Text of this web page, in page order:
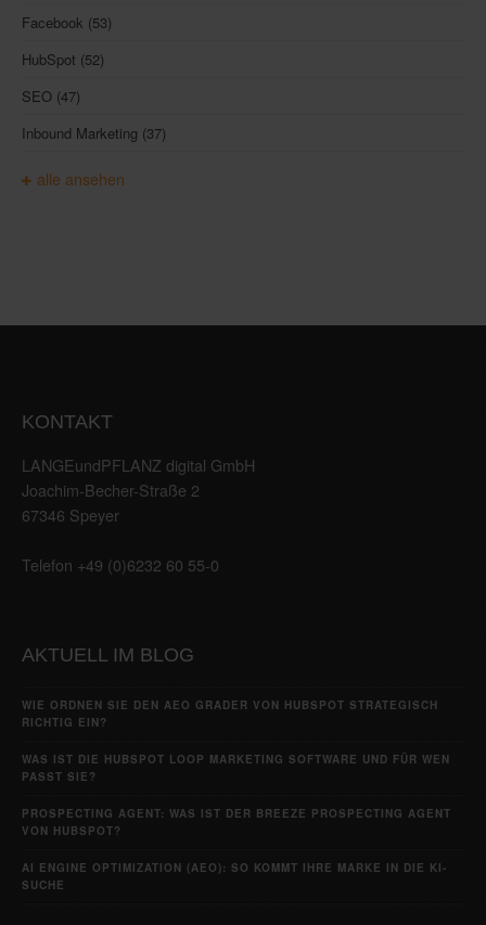
Facebook (53)
HubSpot (52)
SEO (47)
Inbound Marketing (37)
alle ansehen
KONTAKT
LANGEundPFLANZ digital GmbH
Joachim-Becher-Straße 2
67346 Speyer
Telefon +49 (0)6232 60 55-0
AKTUELL IM BLOG
WIE ORDNEN SIE DEN AEO GRADER VON HUBSPOT STRATEGISCH
RICHTIG EIN?
WAS IST DIE HUBSPOT LOOP MARKETING SOFTWARE UND FÜR WEN
PASST SIE?
PROSPECTING AGENT: WAS IST DER BREEZE PROSPECTING AGENT
VON HUBSPOT?
AI ENGINE OPTIMIZATION (AEO): SO KOMMT IHRE MARKE IN DIE KI-
SUCHE